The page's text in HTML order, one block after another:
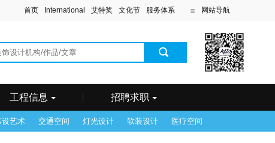
首页 International 艾特奖 文化节 服务体系 网站导航
滨
工程信息 招聘求职
设艺术 交通空间 灯光设计 软装设计 医疗空间